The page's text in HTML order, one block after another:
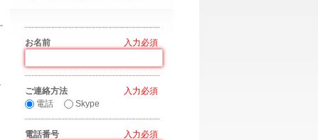
お名前
ご連絡方法
電話
Skype
電話番号